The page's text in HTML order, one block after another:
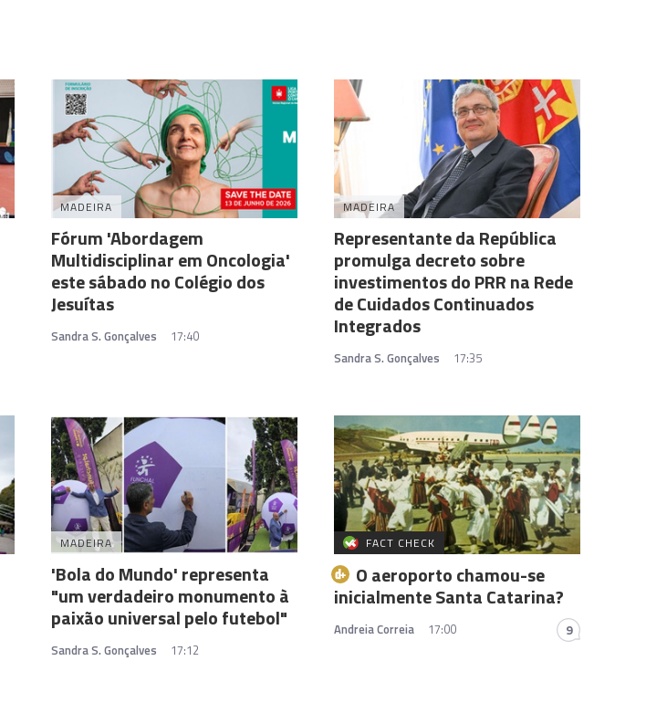
MADEIRA
Fórum 'Abordagem
Multidisciplinar em Oncologia'
este sábado no Colégio dos
Jesuítas
Sandra S. Gonçalves 17:40
MADEIRA
Representante da República
promulga decreto sobre
investimentos do PRR na Rede
de Cuidados Continuados
Integrados
Sandra S. Gonçalves 17:35
MADEIRA
'Bola do Mundo' representa
"um verdadeiro monumento à
paixão universal pelo futebol"
Sandra S. Gonçalves 17:12
FACT CHECK
O aeroporto chamou-se
inicialmente Santa Catarina?
Andreia Correia 17:00 9